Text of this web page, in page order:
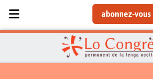
abonnez-vous